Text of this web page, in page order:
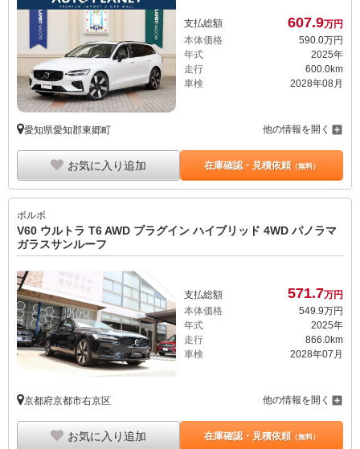
支払総額 607.9万円
本体価格
590. 0万円
年式
2025年
走行
600.0km
車検
2028年08月
愛知県愛知郡東郷町 他の情報を開く
お気に入り追加 在庫確認・見積依頼（無料）
ボルボ
V60 ウルトラ T6 AWD プラグイン ハイブリッド 4WD パノラマ
ガラスサンルーフ
支払総額 571.7万円
本体価格
549.9万円
年式
2025年
走行
866.0km
車検
2028年07月
京都府京都市右京区 他の情報を開く
お気に入り追加 在庫確認・見積依頼（無料）